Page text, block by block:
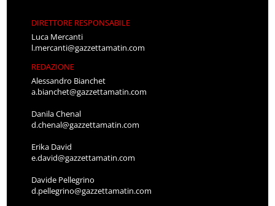
DIRETTORE RESPONSABILE
Luca Mercanti
l.mercanti@gazzettamatin.com
REDAZIONE
Alessandro Bianchet
a.bianchet@gazzettamatin.com
Danila Chenal
d.chenal@gazzettamatin.com
Erika David
e.david@gazzettamatin.com
Davide Pellegrino
d.pellegrino@gazzettamatin.com